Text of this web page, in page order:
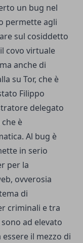
un bug nel
permette agli
sul cosiddetto
covo virtuale
anche di
su Tor, che è
Filippo
delegato
è
Al bug è
in serio
per la
ovverosia
di
criminali e tra
ad elevato
il mezzo di